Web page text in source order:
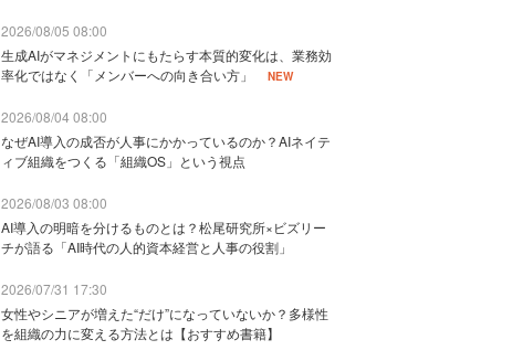
2026/08/05 08:00
生成AIがマネジメントにもたらす本質的変化は、業務効
率化ではなく「メンバーへの向き合い方」
NEW
2026/08/04 08:00
なぜAI導入の成否が人事にかかっているのか？AIネイテ
ィブ組織をつくる「組織OS」という視点
2026/08/03 08:00
AI導入の明暗を分けるものとは？松尾研究所×ビズリー
チが語る「AI時代の人的資本経営と人事の役割」
2026/07/31 17:30
女性やシニアが増えた“だけ”になっていないか？多様性
を組織の力に変える方法とは【おすすめ書籍】